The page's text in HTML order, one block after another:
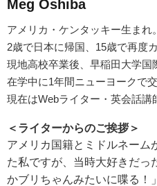
Meg Oshiba
アメリカ・ケンタッキー生まれ。
2歳で日本に帰国、15歳で再度
現地高校卒業後、早稲田大学国
在学中に1年間ニューヨークで
現在はWebライター・英会話講
＜ライターからのご挨拶＞
アメリカ国籍とミドルネーム
た私ですが、当時大好きだっ
かブリちゃんみたいに喋る！